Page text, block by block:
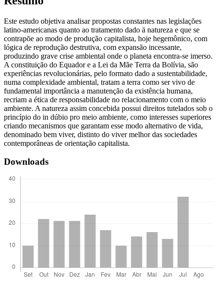
Este estudo objetiva analisar propostas constantes nas legislações
latino-americanas quanto ao tratamento dado ä natureza e que se
contrapõe ao modo de produção capitalista, hoje hegemônico, com
lógica de reprodução destrutiva, com expansão incessante,
produzindo grave crise ambiental onde o planeta encontra-se imerso.
A constituição do Equador e a Lei da Mãe Terra da Bolívia, são
experiências revolucionárias, pelo formato dado a sustentabilidade,
numa complexidade ambiental, tratam a terra como ser vivo de
fundamental importância a manutenção da existência humana,
recriam a ética de responsabilidade no relacionamento com o meio
ambiente. A natureza assim concebida possui direitos tutelados sob o
princípio do in dúbio pro meio ambiente, como interesses superiores
criando mecanismos que garantam esse modo alternativo de vida,
denominado bem viver, distinto do viver melhor das sociedades
contemporâneas de orientação capitalista.
Downloads